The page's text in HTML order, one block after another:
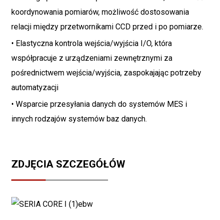
koordynowania pomiarów, możliwość dostosowania
relacji między przetwornikami CCD przed i po pomiarze.
• Elastyczna kontrola wejścia/wyjścia I/O, która
współpracuje z urządzeniami zewnętrznymi za
pośrednictwem wejścia/wyjścia, zaspokajając potrzeby
automatyzacji
• Wsparcie przesyłania danych do systemów MES i
innych rodzajów systemów baz danych.
ZDJĘCIA SZCZEGÓŁÓW